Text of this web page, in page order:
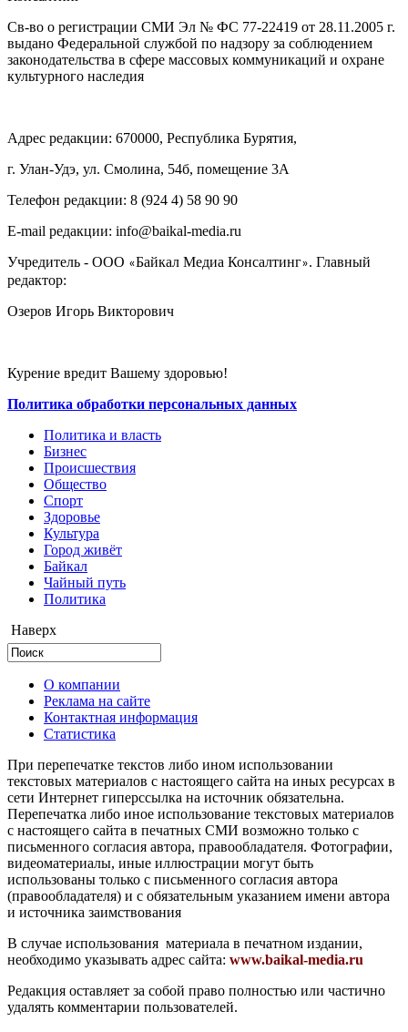
Св-во о регистрации СМИ Эл № ФС 77-22419 от 28.11.2005 г.
выдано Федеральной службой по надзору за соблюдением
законодательства в сфере массовых коммуникаций и охране
культурного наследия
Адрес редакции: 670000, Республика Бурятия,
г. Улан-Удэ, ул. Смолина, 54б, помещение 3А
Телефон редакции: ‎‎8 (924 4) 58 90 90
E-mail редакции: info@baikal-media.ru
Учредитель - ООО «Байкал Медиа Консалтинг». Главный
редактор:
Озеров Игорь Викторович
Курение вредит Вашему здоровью!
Политика обработки персональных данных
Политика и власть
Бизнес
Происшествия
Общество
Cпорт
Здоровье
Культура
Город живёт
Байкал
Чайный путь
Политика
Наверх
О компании
Реклама на сайте
Контактная информация
Статистика
При перепечатке текстов либо ином использовании
текстовых материалов с настоящего сайта на иных ресурсах в
сети Интернет гиперссылка на источник обязательна.
Перепечатка либо иное использование текстовых материалов
с настоящего сайта в печатных СМИ возможно только с
письменного согласия автора, правообладателя. Фотографии,
видеоматериалы, иные иллюстрации могут быть
использованы только с письменного согласия автора
(правообладателя) и с обязательным указанием имени автора
и источника заимствования
В случае использования материала в печатном издании,
необходимо указывать адрес сайта: www.baikal-media.ru
Редакция оставляет за собой право полностью или частично
удалять комментарии пользователей.